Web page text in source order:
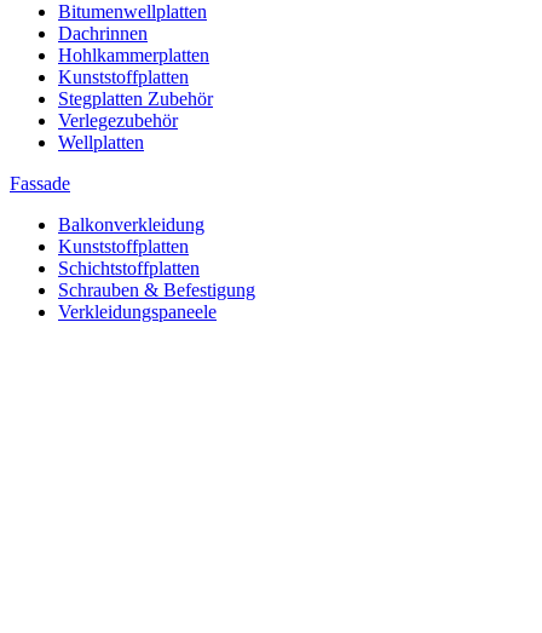
Bitumenwellplatten
Dachrinnen
Hohlkammerplatten
Kunststoffplatten
Stegplatten Zubehör
Verlegezubehör
Wellplatten
Fassade
Balkonverkleidung
Kunststoffplatten
Schichtstoffplatten
Schrauben & Befestigung
Verkleidungspaneele